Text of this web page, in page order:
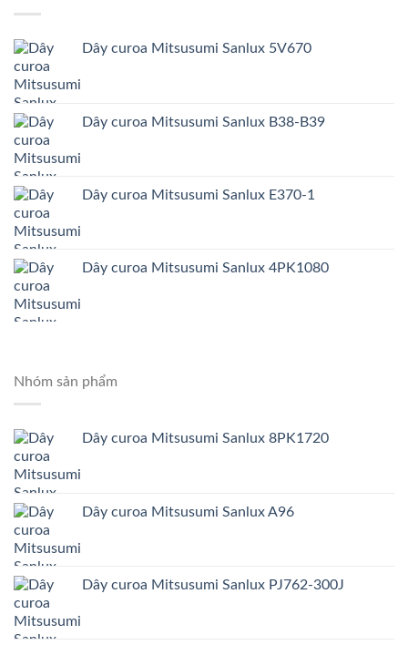
Dây curoa Mitsusumi Sanlux 5V670
Dây curoa Mitsusumi Sanlux B38-B39
Dây curoa Mitsusumi Sanlux E370-1
Dây curoa Mitsusumi Sanlux 4PK1080
Nhóm sản phẩm
Dây curoa Mitsusumi Sanlux 8PK1720
Dây curoa Mitsusumi Sanlux A96
Dây curoa Mitsusumi Sanlux PJ762-300J